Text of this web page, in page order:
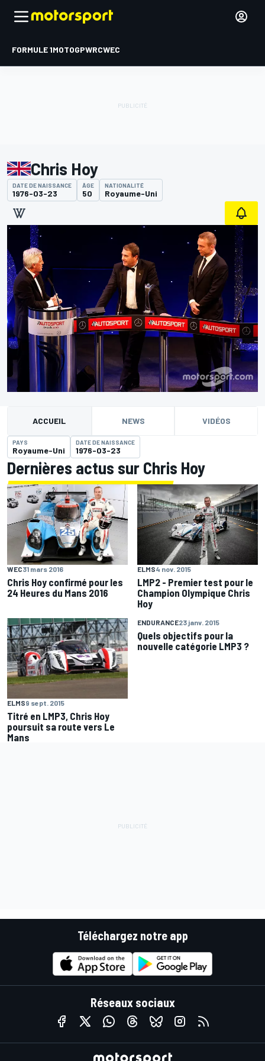
FORMULE 1MOTOGPWRCWEC
Chris Hoy
DATE DE NAISSANCE
1976-03-23
ÂGE
50
NATIONALITÉ
Royaume-Uni
ACCUEIL NEWS VIDÉOS
PAYS
Royaume-Uni
DATE DE NAISSANCE
1976-03-23
Dernières actus sur Chris Hoy
WEC31 mars 2016
Chris Hoy confirmé pour les
24 Heures du Mans 2016
ELMS4 nov. 2015
LMP2 - Premier test pour le
Champion Olympique Chris
Hoy
ELMS9 sept. 2015
Titré en LMP3, Chris Hoy
poursuit sa route vers Le
Mans
ENDURANCE23 janv. 2015
Quels objectifs pour la
nouvelle catégorie LMP3 ?
Téléchargez notre app
Réseaux sociaux